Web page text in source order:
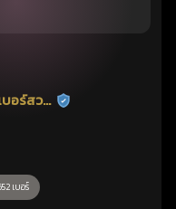
อร์สวย ร้านยืนยันแล้ว
เบอร์